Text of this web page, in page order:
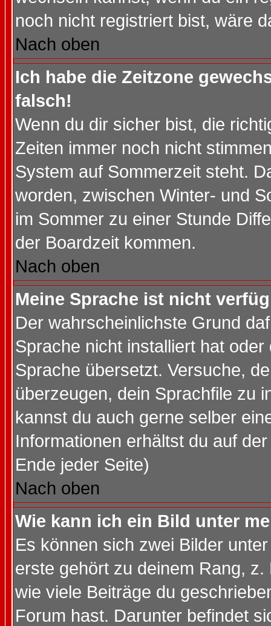
noch nicht registriert bist, wäre
Nach oben
Ich habe die Zeitzone
falsch!
Wenn du dir sicher bist, die
Zeiten immer noch nicht
System auf Sommerzeit steht.
worden, zwischen Winter- und
im Sommer zu einer Stunde
der Boardzeit kommen.
Nach oben
Meine Sprache ist nicht
Der wahrscheinlichste Grund
Sprache nicht installiert hat
Sprache übersetzt. Versuche,
überzeugen, dein Sprachfile zu
kannst du auch gerne selber
Informationen erhältst du auf
Ende jeder Seite)
Nach oben
Wie kann ich ein Bild unter
Es können sich zwei Bilder
erste gehört zu deinem Rang,
wie viele Beiträge du
Forum hast. Darunter befindet